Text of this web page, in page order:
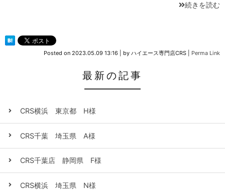
続きを読む
Posted on 2023.05.09 13:16 by ハイエース専門店CRS Perma Link
最新の記事
CRS横浜 東京都 H様
CRS千葉 埼玉県 A様
CRS千葉店 静岡県 F様
CRS横浜 埼玉県 N様